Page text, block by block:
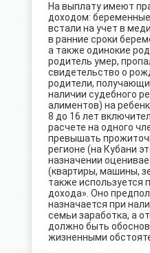
На выплату имеют
доходом:
встали на учет в
в ранние сроки
а также одинокие
родитель умер,
свидетельство о
родители,
наличии судебного
алиментов) на
8 до 16 лет
расчете на одного
превышать
регионе (на Кубани
назначении
(квартиры, машины,
также используется
дохода». Оно
назначается при
семьи заработка, а
должно быть
жизненными